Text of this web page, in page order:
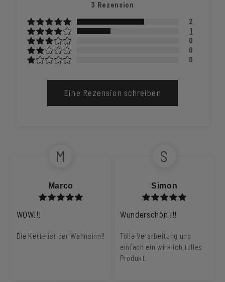
3 Rezension
2
1
0
0
0
Eine Rezension schreiben
M
Marco
WOW!!!
Die Kette ist der Wahnsinn!!
S
Simon
Wunderschön !!!
Tolle Verarbeitung und
einfach ein wirklich tolles
Produkt.